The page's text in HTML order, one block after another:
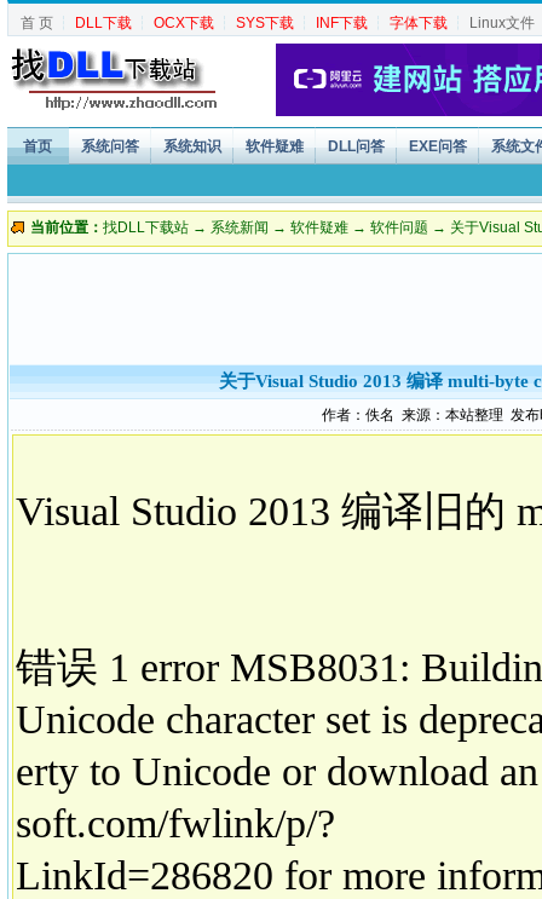
首 页 ┆ DLL下载 ┆ OCX下载 ┆ SYS下载 ┆ INF下载 ┆ 字体下载 ┆ Linux文件
首页 系统问答 系统知识 软件疑难 DLL问答 EXE问答 系统文
当前位置： 找DLL下载站 → 系统新闻 → 软件疑难 → 软件问题 → 关于Visual
关于Visual Studio 2013 编译 multi-byte
作者：佚名 来源：本站整理 发
Visual Studio 2013 编译旧的
错误 1 error MSB8031:
Unicode character set is
erty to Unicode or download
soft.com/fwlink/p/?
LinkId=286820 for more